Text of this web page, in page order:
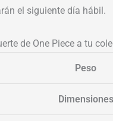
el siguiente día hábil.
de One Piece a tu
Peso
Dimensiones